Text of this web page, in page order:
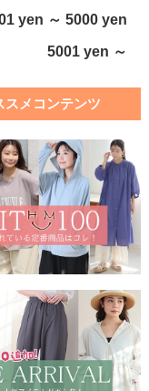
yen ～ 5000 yen
5001 yen ～
スメコンテンツ